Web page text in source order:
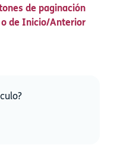
de paginación
o de Inicio/Anterior